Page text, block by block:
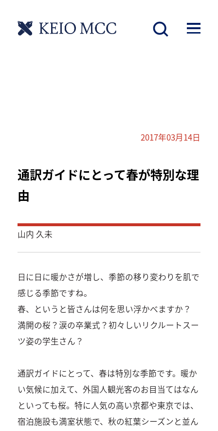
2017年03月14日
通訳ガイドにとって春が特別な理
由
山内 久未
日に日に暖かさが増し、季節の移り変わりを肌で
感じる季節ですね。
春、というと皆さんは何を思い浮かべますか？
満開の桜？涙の卒業式？初々しいリクルートスー
ツ姿の学生さん？
通訳ガイドにとって、春は特別な季節です。暖か
い気候に加えて、外国人観光客のお目当てはなん
といっても桜。特に人気の高い京都や東京では、
宿泊施設も満室状態で、秋の紅葉シーズンと並ん